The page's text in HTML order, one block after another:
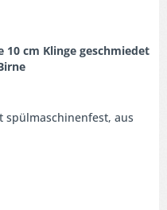
10 cm Klinge geschmiedet
aus